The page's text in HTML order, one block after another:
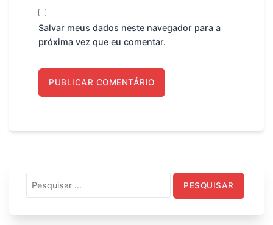
Salvar meus dados neste navegador para a
próxima vez que eu comentar.
por: